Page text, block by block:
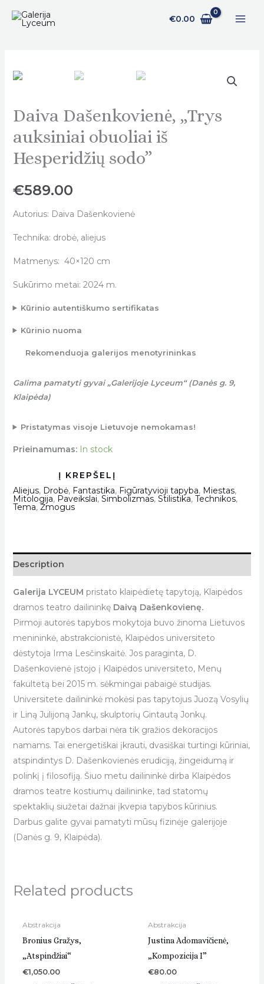
prie
€0.00
Daiva Dašenkovienė, „Trys
auksiniai obuoliai iš
Hesperidžių sodo”
€589.00
Autorius: Daiva Dašenkovienė
Technika: drobė, aliejus
Matmenys: 40×120 cm
Sukūrimo metai: 2024 m.
Kūrinio autentiškumo sertifikatas
Kūrinio nuoma
Rekomenduoja galerijos menotyrininkas
Galima pamatyti gyvai „Galerijoje Lyceum“ (Danės g. 9,
Klaipėda)
Pristatymas visoje Lietuvoje nemokamas!
Prieinamumas: In stock
Daiva
Dašenkovienė,
„Trys
auksiniai
iš
sodo"
quantity
Aliejus, Drobė, Fantastika, Figūratyvioji tapyba, Miestas,
Mitologija, Paveikslai, Simbolizmas, Stilistika, Technikos,
Tema, Žmogus
Description
Galerija LYCEUM pristato klaipėdietę tapytoją, Klaipėdos
dramos teatro dailininkę Daivą Dašenkovienę.
Pirmoji autorės tapybos mokytoja buvo žinoma Lietuvos
menininkė, abstrakcionistė, Klaipėdos universiteto
dėstytoja Irma Lesčinskaitė. Jos paraginta, D.
Dašenkovienė įstojo į Klaipėdos universiteto, Menų
fakultetą bei 2015 m. sėkmingai pabaigė studijas.
Universitete dailininkė mokėsi pas tapytojus Juozą Vosylių
ir Liną Julijoną Jankų, skulptorių Gintautą Jonkų.
Autorės tapybos darbai nėra tik gražios dekoracijos
namams. Tai energetiškai įkrauti, dvasiškai turtingi kūriniai,
atspindintys D. Dašenkovienės erudiciją, žingeidumą ir
polinkį į filosofiją. Šiuo metu dailininkė dirba Klaipėdos
dramos teatre kostiumų dailininke, tad statomų
spektaklių siužetai dažnai įkvepia tapybos kūrinius.
Darbus galite gyvai pamatyti mūsų fizinėje galerijoje
(Danės g. 9, Klaipėda).
Related products
Abstrakcija
Bronius Gražys,
„Atspindžiai“
€1,050.00
Abstrakcija
Justina Adomavičienė,
„Kompozicija I”
€80.00